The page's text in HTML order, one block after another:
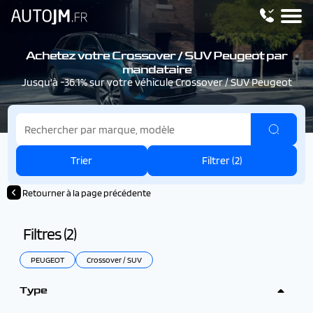
Achetez votre Crossover / SUV Peugeot par
mandataire
Jusqu'à -36.1% sur votre véhicule Crossover / SUV Peugeot
Trier Filtrer (2)
Retourner à la page précédente
Filtres (2)
PEUGEOT Crossover / SUV
Type